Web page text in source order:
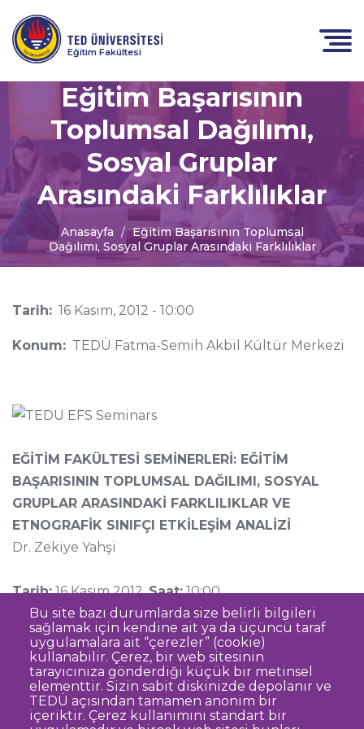
Eğitim Fakültesi
Eğitim Başarısının
Toplumsal Dağılımı,
Sosyal Gruplar
Arasındaki Farklılıklar
Anasayfa
Eğitim Başarısının Toplumsal
Dağılımı, Sosyal Gruplar Arasındaki Farklılıklar
Tarih: 16 Kasım, 2012 - 10:00
Konum: TEDÜ Fatma-Semih Akbil Kültür Merkezi
EĞİTİM FAKÜLTESİ SEMİNERLERİ: EĞİTİM
BAŞARISININ TOPLUMSAL DAĞILIMI, SOSYAL
GRUPLAR ARASINDAKİ FARKLILIKLAR VE
ETNOGRAFİK SINIFÇI ETKİLEŞİM ANALİZİ
Dr. Zekiye Yahşi
Tarih:16 Kasım 2012,Saat:10:00
Yer:TEDÜ Fatma-Semih Akbil Kültür Merkezi
Bu site bazı durumlarda size belirli bilgileri
sağlamak için kendine ait ya da üçüncü taraf
uygulamalara ait “çerezler” (cookie)
kullanabilir. Çerez, bir web sitesinin
tarayıcınıza gönderdiği küçük bir metinsel
elementtir. Sizin sabit diskinizde depolanır ve
TEDÜ açısından tamamen anonim bir
içeriktir. Çerez kullanımını standart bir
Dipnot
Sıkça Sorulan Sorular